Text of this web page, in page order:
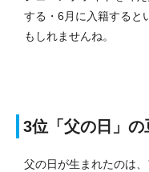
する・6月に入籍すると
もしれませんね。
3位「父の日」の
父の日が生まれたのは